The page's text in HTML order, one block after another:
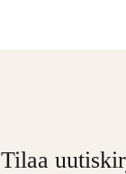
Tilaa